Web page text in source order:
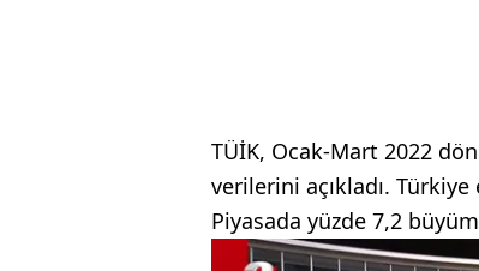
TÜİK, Ocak-Mart 2022
verilerini açıkladı.
Piyasada yüzde 7,2